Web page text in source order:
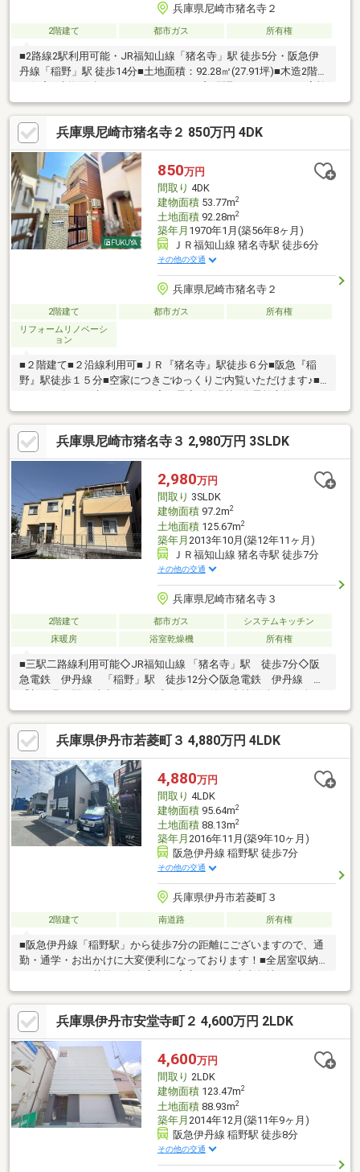
兵庫県尼崎市猪名寺２
2階建て 都市ガス 所有権
■2路線2駅利用可能・JR福知山線「猪名寺」駅 徒歩5分・阪急伊
丹線「稲野」駅 徒歩14分■土地面積：92.28㎡(27.91坪)■木造2階建
予定（時期未定）・クッションフロア貼替、エアコン交換（１階
キッチン）・各居室畳交換、襖張替（各居室）・分電盤交換・ベ
ランダ手摺、窓枠塗替■ライフインフォメーション・ローソン尼
崎猪名寺二丁目店…徒歩6分（約430m）・園田北小学校…徒歩5分
（約390m）・園田中学校…徒歩16分（約1230m）・グンゼタウン
センターつかしん…徒歩12分（約940m）
兵庫県尼崎市猪名寺２ 850万円 4DK
850万円
間取り 4DK
建物面積53.77m2
土地面積92.28m2
築年月 1970年1月(築56年8ヶ月)
ＪＲ福知山線 猪名寺駅 徒歩6分
その他の交通
兵庫県尼崎市猪名寺２
2階建て 都市ガス
所有権
リフォームリノベーシ
ョン
■２階建て■２沿線利用可■ＪＲ『猪名寺』駅徒歩６分■阪急『稲
野』駅徒歩１５分■空家につきごゆっくりご内覧いただけます♪■
ンダ手すり・窓枠塗装○畳交換○コンセント交換○１階ＤＫ部分エ
アコン設置○クッションフロア張替＝＝＝＝＝＝＝＝＝＝＝＝＝
＝＝＝＝＝＝＝＝＝＝＝＝＝＝＝＝＝＝＝＝＝☆伊丹市、宝塚
市、川西市、尼崎市の不動産購入や売却は(株)福屋不動産販売へ
お任せください。お問合せ、ご来店をスタッフ一同、心よりお待
ちしております。
兵庫県尼崎市猪名寺３ 2,980万円 3SLDK
2,980万円
間取り 3SLDK
建物面積97.2m2
土地面積125.67m2
築年月 2013年10月(築12年11ヶ月)
ＪＲ福知山線 猪名寺駅 徒歩7分
その他の交通
兵庫県尼崎市猪名寺３
2階建て 都市ガス
システムキッチン
床暖房
浴室乾燥機 所有権
■三駅二路線利用可能◇JR福知山線 「猪名寺」駅 徒歩7分◇阪
急電鉄 伊丹線 「稲野」駅 徒歩12分◇阪急電鉄 伊丹線
LDK15帖以上あります。・LDに床暖房があります。・各居室に収
納があります。・カウンターキッチンです。・広々とした庭先が
ありガーデニングやBBQが可能です。・駐車場部分に物入があり
ます。敷地と道路の間に水路がありますが、架橋部分の占用許可
により接道が認められ、再建築が可能です。 ■担当 石原 ま
で （携帯 070-1258－0093 フリーコール 0120-109-187）
兵庫県伊丹市若菱町３ 4,880万円 4LDK
4,880万円
間取り 4LDK
建物面積95.64m2
土地面積88.13m2
築年月 2016年11月(築9年10ヶ月)
阪急伊丹線 稲野駅 徒歩7分
その他の交通
兵庫県伊丹市若菱町３
2階建て 南道路 所有権
■阪急伊丹線「稲野駅」から徒歩7分の距離にございますので、通
勤・通学・お出かけに大変便利になっております！■全居室収納
で、陽当り・通風良好で、開放感のあるお住まいになっておりま
す！■「グンゼタウンつかしん」徒歩7分などの商業施設や、稲野
公園運動施設等があり、生活利便性良好です！■カウンターキッ
チンで家族とコミュニケーションを取りやすい間取りになってお
ります！■落ち着いた住宅街で、安心して子育てできる住環境で
す！■水回りが集中しており、家事動線良好です！■地勢は平坦で
すので、自転車でのお買い物周りでもラクラクです
兵庫県伊丹市安堂寺町２ 4,600万円 2LDK
4,600万円
間取り 2LDK
建物面積123.47m2
土地面積88.93m2
築年月 2014年12月(築11年9ヶ月)
阪急伊丹線 稲野駅 徒歩8分
その他の交通